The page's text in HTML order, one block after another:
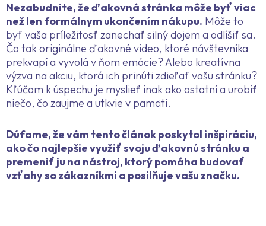
Nezabudnite, že ďakovná stránka môže byť viac
než len formálnym ukončením nákupu. Môže to
byť vaša príležitosť zanechať silný dojem a odlíšiť sa.
Čo tak originálne ďakovné video, ktoré návštevníka
prekvapí a vyvolá v ňom emócie? Alebo kreatívna
výzva na akciu, ktorá ich prinúti zdieľať vašu stránku?
Kľúčom k úspechu je myslieť inak ako ostatní a urobiť
niečo, čo zaujme a utkvie v pamäti.
Dúfame, že vám tento článok poskytol inšpiráciu,
ako čo najlepšie využiť svoju ďakovnú stránku a
premeniť ju na nástroj, ktorý pomáha budovať
vzťahy so zákazníkmi a posilňuje vašu značku.